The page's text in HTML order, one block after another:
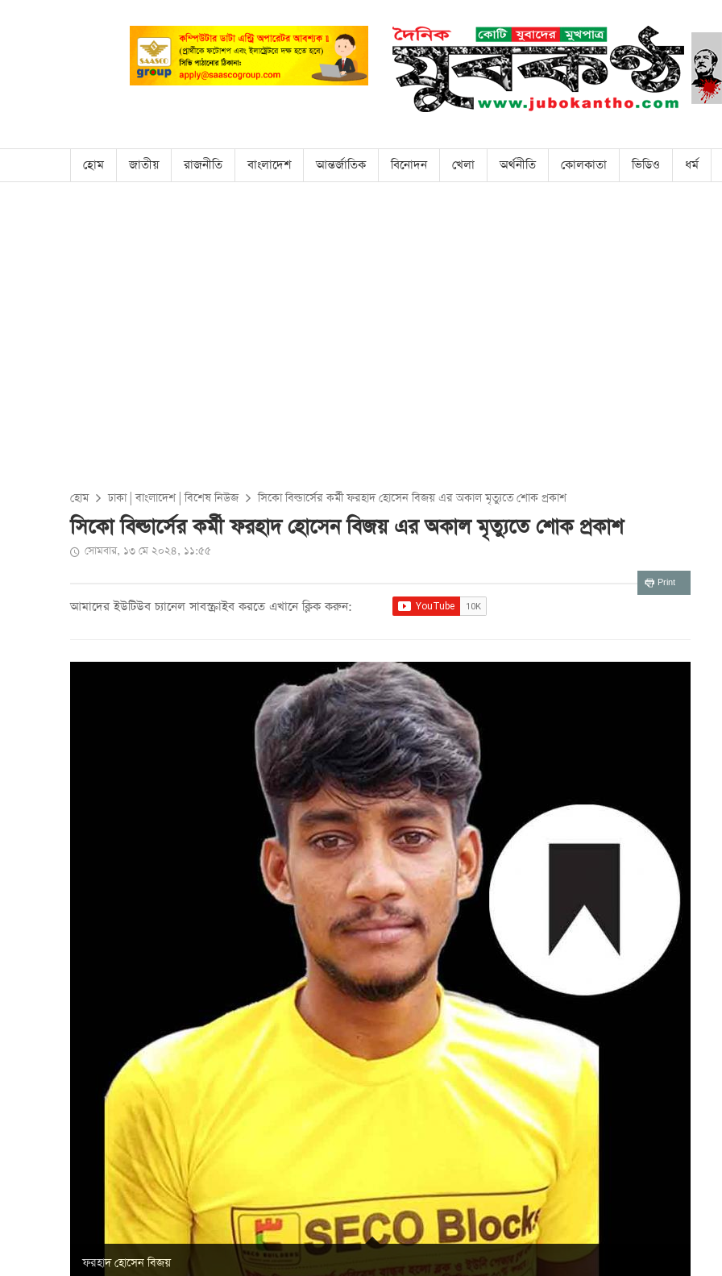
হোম জাতীয় রাজনীতি বাংলাদেশ আন্তর্জাতিক বিনোদন খেলা অর্থনীতি কোলকাতা ভিডিও ধর্ম
হোম ঢাকা|বাংলাদেশ|বিশেষ নিউজ সিকো বিল্ডার্সের কর্মী ফরহাদ হোসেন বিজয় এর অকাল মৃত্যুতে শোক প্রকাশ
সিকো বিল্ডার্সের কর্মী ফরহাদ হোসেন বিজয় এর অকাল মৃত্যুতে শোক প্রকাশ
সোমবার, ১৩ মে ২০২৪, ১১:৫৫
Print
আমাদের ইউটিউব চ্যানেল সাবস্ক্রাইব করতে এখানে ক্লিক করুন:
ফরহাদ হোসেন বিজয়